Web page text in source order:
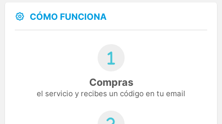
CÓMO FUNCIONA
Compras
el servicio y recibes un código en tu email